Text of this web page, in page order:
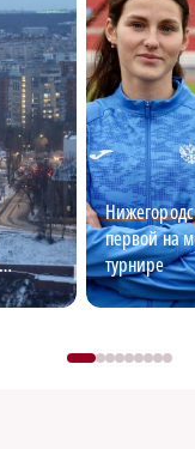
первой на
турнире